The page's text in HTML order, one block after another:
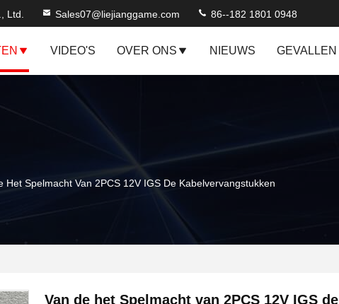
Ltd. Sales07@liejianggame.com 86--182 1801 0948
VIDEO'S OVER ONS NIEUWS GEVALLEN
Het Spelmacht Van 2PCS 12V IGS De Kabelvervangstukken
Van de het Spelmacht van 2PCS 12V IGS de